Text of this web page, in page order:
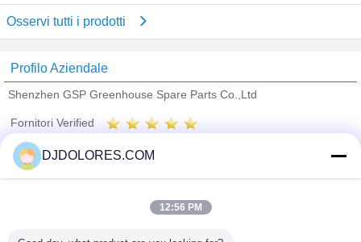
Osservi tutti i prodotti
Profilo Aziendale
Shenzhen GSP Greenhouse Spare Parts Co.,Ltd
Fornitori Verified
Trust Seal
Tutti i prodotti
DJDOLORES.COM
12:56 PM